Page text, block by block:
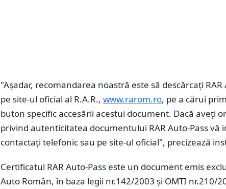
"Așadar, recomandarea noastră este să descărcați RAR
pe site-ul oficial al R.A.R., www.rarom.ro, pe a cărui
buton specific accesării acestui document. Dacă aveți
privind autenticitatea documentului RAR Auto-Pass vă
contactați telefonic sau pe site-ul oficial", precizează
Certificatul RAR Auto-Pass este un document emis
Auto Român, în baza legii nr.142/2003 și OMTI nr.210/